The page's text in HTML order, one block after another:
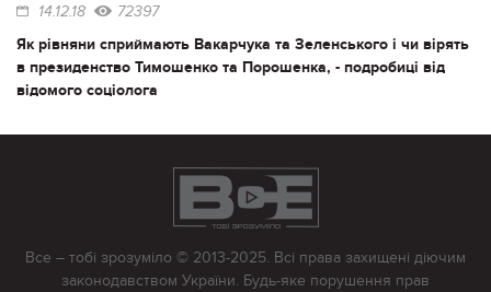
14.12.18 72397
Як рівняни сприймають Вакарчука та Зеленського і чи вірять
в президенство Тимошенко та Порошенка, - подробиці від
відомого соціолога
Все – тобі зрозуміло © 2013-2025. Всі права захищені діючим
законодавством України. Будь-яке порушення прав